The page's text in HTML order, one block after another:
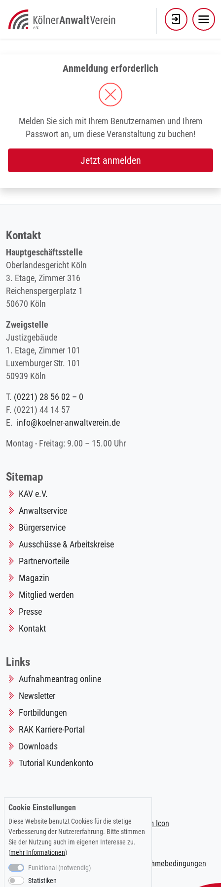
content
Anmeldung erforderlich
Melden Sie sich mit Ihrem Benutzernamen und Ihrem
Passwort an, um diese Veranstaltung zu buchen!
Jetzt anmelden
Kontakt
Hauptgeschäftsstelle
Oberlandesgericht Köln
3. Etage, Zimmer 316
Reichenspergerplatz 1
50670 Köln
Zweigstelle
Justizgebäude
1. Etage, Zimmer 101
Luxemburger Str. 101
50939 Köln
T. (0221) 28 56 02 – 0
F. (0221) 44 14 57
E. info@koelner-anwaltverein.de
Montag - Freitag: 9.00 – 15.00 Uhr
Sitemap
KAV e.V.
Anwaltservice
Bürgerservice
Ausschüsse & Arbeitskreise
Partnervorteile
Magazin
Mitglied werden
Presse
Kontakt
Links
Aufnahmeantrag online
Newsletter
Fortbildungen
RAK Karriere-Portal
Downloads
Tutorial Kundenkonto
Impressum |Datenschutzerklärung Teilnahmebedingungen
Cookie Einstellungen
Diese Website benutzt Cookies für die stetige
Verbesserung der Nutzererfahrung. Bitte stimmen
Sie der Nutzung auch im eigenen Interesse zu.
(mehr Informationen)
Funktional (notwendig)
Statistiken